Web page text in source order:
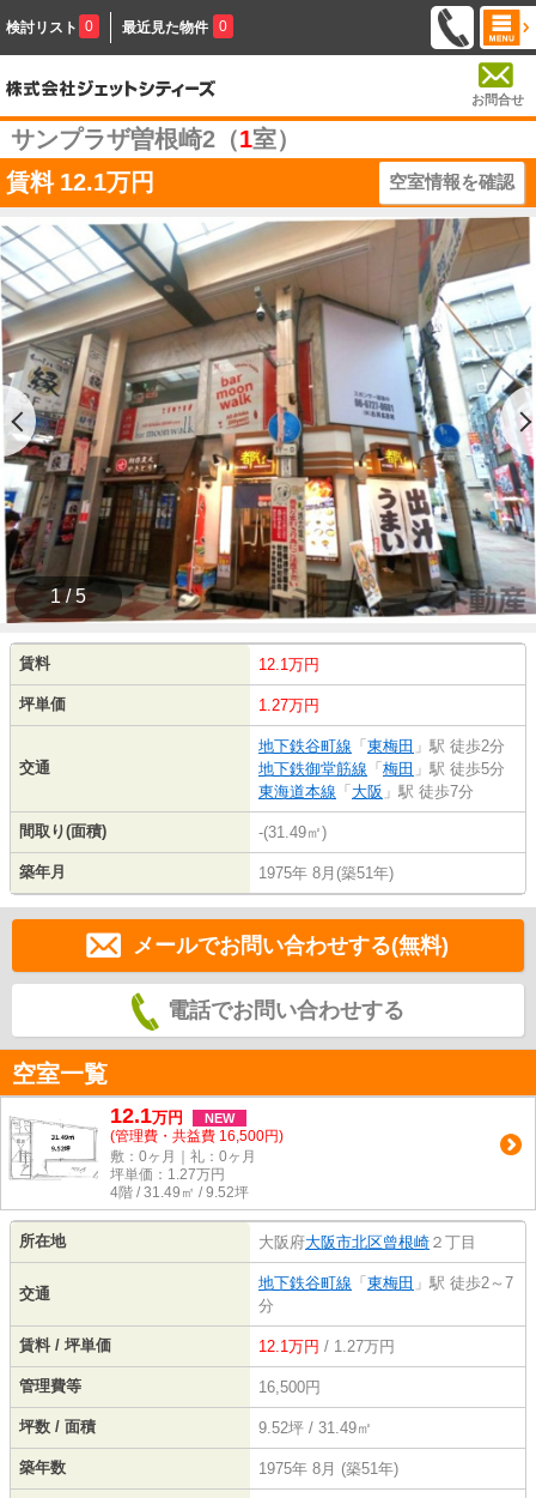
検討リスト 0 最近見た物件 0
お問合せ
サンプラザ曽根崎2（1室）
賃料 12.1万円 空室情報を確認
1 / 5
賃料 12.1万円
坪単価 1.27万円
交通
地下鉄谷町線 「 東梅田 」駅 徒歩2分
地下鉄御堂筋線 「 梅田 」駅 徒歩5分
東海道本線 「 大阪 」駅 徒歩7分
間取り(面積) -(31.49㎡)
築年月 1975年 8月(築51年)
メールでお問い合わせする(無料)
電話でお問い合わせする
空室一覧
12.1万円 NEW
(管理費・共益費 16,500円)
敷：0ヶ月｜礼：0ヶ月
坪単価： 1.27万円
4階 / 31.49㎡ / 9.52坪
所在地 大阪府大阪市北区曾根崎 ２丁目
交通
地下鉄谷町線 「 東梅田 」駅 徒歩2～7
分
賃料 / 坪単価 12.1万円 / 1.27万円
管理費等 16,500円
坪数 / 面積 9.52坪 / 31.49㎡
築年数 1975年 8月 (築51年)